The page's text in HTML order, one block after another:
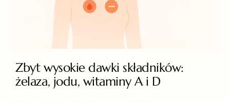
Zbyt wysokie dawki składników:
żelaza, jodu, witaminy A i D